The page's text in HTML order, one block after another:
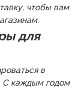
чтобы вам
для
в
С каждым годом